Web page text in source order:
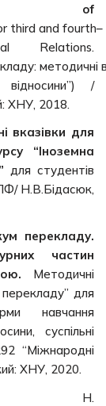
of
third and fourth–
Relations.
/
ХНУ, 2018.
вказівки для
“Іноземна
для студентів
Н.В.Бідасюк,
перекладу.
частин
Методичні
для
навчання
суспільні
“Міжнародні
ХНУ, 2020.
Н.